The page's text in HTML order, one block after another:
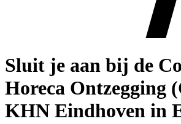
Sluit je aan bij de
Horeca Ontzegging
KHN Eindhoven in